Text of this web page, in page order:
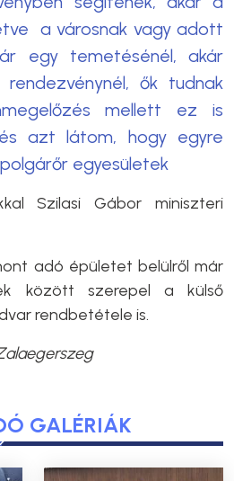
a városnak vagy adott
egy temetésénél, akár
ők tudnak
mellett ez is
azt látom, hogy egyre
egyesületek
Szilasi Gábor miniszteri
adó épületet belülről már
között szerepel a külső
rendbetétele is.
GALÉRIÁK